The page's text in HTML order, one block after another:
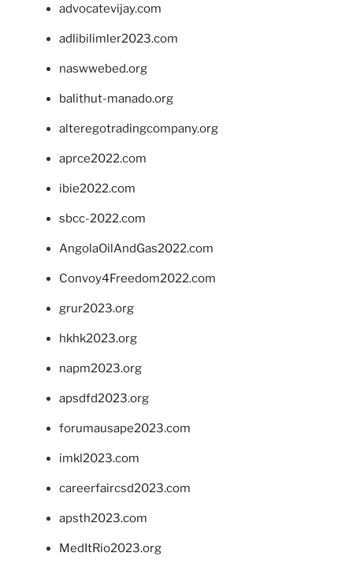
advocatevijay.com
adlibilimler2023.com
naswwebed.org
balithut-manado.org
alteregotradingcompany.org
aprce2022.com
ibie2022.com
sbcc-2022.com
AngolaOilAndGas2022.com
Convoy4Freedom2022.com
grur2023.org
hkhk2023.org
napm2023.org
apsdfd2023.org
forumausape2023.com
imkl2023.com
careerfaircsd2023.com
apsth2023.com
MedItRio2023.org